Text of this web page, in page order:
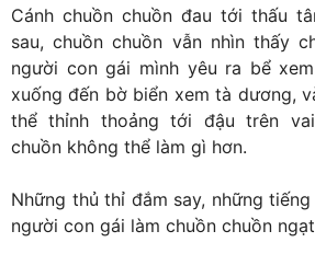
Cánh chuồn chuồn đau tới thấu
sau, chuồn chuồn vẫn nhìn thấy
người con gái mình yêu ra bể
xuống đến bờ biển xem tà dương,
thể thỉnh thoảng tới đậu trên
chuồn không thể làm gì hơn.
Những thủ thỉ đắm say, những
người con gái làm chuồn chuồn